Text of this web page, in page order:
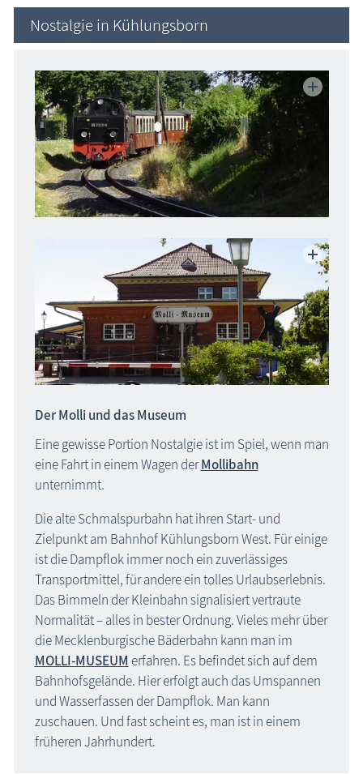
Nostalgie in Kühlungsborn
Der Molli und das Museum
Eine gewisse Portion Nostalgie ist im Spiel, wenn man
eine Fahrt in einem Wagen derMollibahn
unternimmt.
Die alte Schmalspurbahn hat ihren Start- und
Zielpunkt am Bahnhof Kühlungsborn West. Für einige
ist die Dampflok immer noch ein zuverlässiges
Transportmittel, für andere ein tolles Urlaubserlebnis.
Das Bimmeln der Kleinbahn signalisiert vertraute
Normalität – alles in bester Ordnung. Vieles mehr über
die Mecklenburgische Bäderbahn kann man im
MOLLI-MUSEUM erfahren. Es befindet sich auf dem
Bahnhofsgelände. Hier erfolgt auch das Umspannen
und Wasserfassen der Dampflok. Man kann
zuschauen. Und fast scheint es, man ist in einem
früheren Jahrhundert.